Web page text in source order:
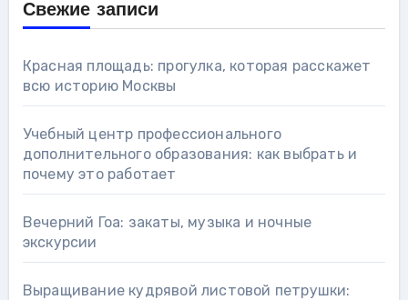
Свежие записи
Красная площадь: прогулка, которая расскажет
всю историю Москвы
Учебный центр профессионального
дополнительного образования: как выбрать и
почему это работает
Вечерний Гоа: закаты, музыка и ночные
экскурсии
Выращивание кудрявой листовой петрушки: